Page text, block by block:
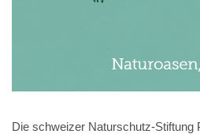
Die schweizer Naturschutz-Stiftung